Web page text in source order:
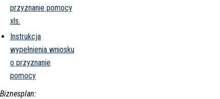
przyznanie pomocy
xls.
Instrukcja
wypełnienia wniosku
o przyznanie
pomocy
Biznesplan: